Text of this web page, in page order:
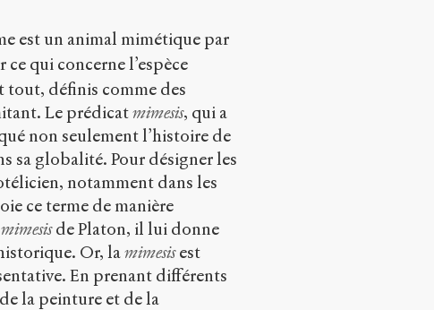
est un animal mimétique par
qui concerne l’espèce
tout, définis comme des
Le prédicatmimesis, qui a
non seulement l’histoire de
sa globalité. Pour désigner les
notamment dans les
ce terme de manière
mimesisde Platon, il lui donne
Or, lamimesisest
En prenant différents
la peinture et de la